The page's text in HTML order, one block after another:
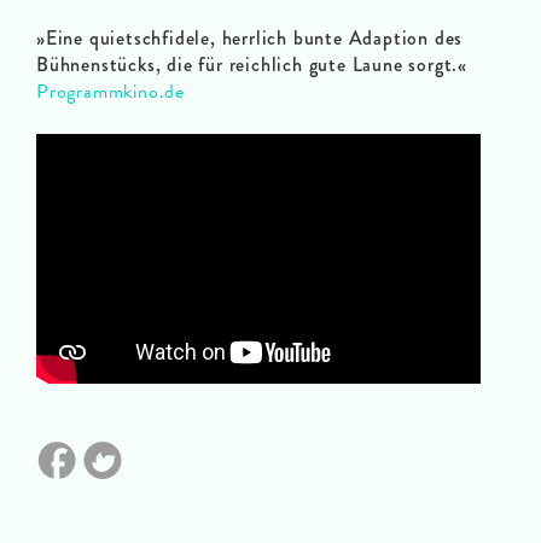
»Eine quietschfidele, herrlich bunte Adaption des
Bühnenstücks, die für reichlich gute Laune sorgt.«
Programmkino.de